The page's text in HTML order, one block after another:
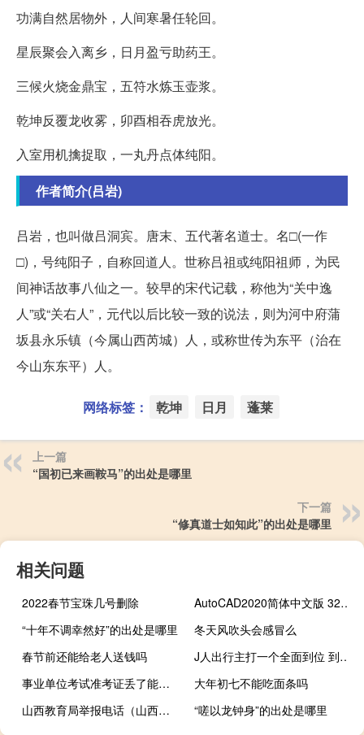
功满自然居物外，人间寒暑任轮回。
星辰聚会入离乡，日月盈亏助药王。
三候火烧金鼎宝，五符水炼玉壶浆。
乾坤反覆龙收雾，卯酉相吞虎放光。
入室用机擒捉取，一丸丹点体纯阳。
作者简介(吕岩)
吕岩，也叫做吕洞宾。唐末、五代著名道士。名□(一作
□)，号纯阳子，自称回道人。世称吕祖或纯阳祖师，为民
间神话故事八仙之一。较早的宋代记载，称他为“关中逸
人”或“关右人”，元代以后比较一致的说法，则为河中府蒲
坂县永乐镇（今属山西芮城）人，或称世传为东平（治在
今山东东平）人。
网络标签： 乾坤 日月 蓬莱
上一篇
“国初已来画鞍马”的出处是哪里
下一篇
“修真道士如知此”的出处是哪里
相关问题
2022春节宝珠几号删除
AutoCAD2020简体中文版 32/64位 正式完整版（AutoCAD2020简体中文版 32/64位 正式完整版功能简介）
“十年不调幸然好”的出处是哪里
冬天风吹头会感冒么
春节前还能给老人送钱吗
J人出行主打一个全面到位 到底什么情况嘞
事业单位考试准考证丢了能查到准考证号吗
大年初七不能吃面条吗
山西教育局举报电话（山西教育局）
“嗟以龙钟身”的出处是哪里